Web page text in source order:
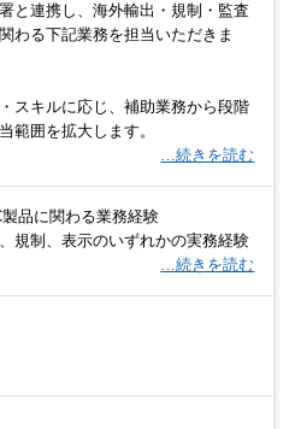
と連携し、海外輸出・規制・監査
わる下記業務を担当いただきま
スキルに応じ、補助業務から段階
範囲を拡大します。
…続きを読む
製品に関わる業務経験
、規制、表示のいずれかの実務経験
…続きを読む